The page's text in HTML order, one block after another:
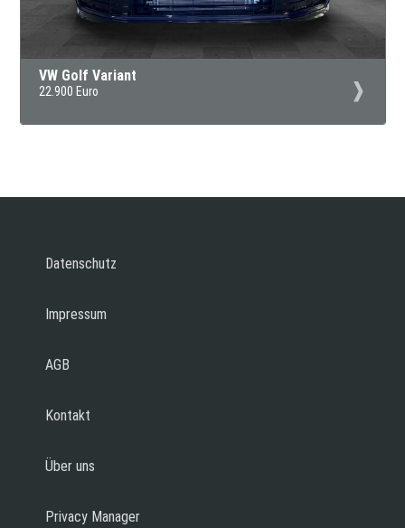
VW Golf Variant
22.900 Euro
Datenschutz
Impressum
AGB
Kontakt
Über uns
Privacy Manager